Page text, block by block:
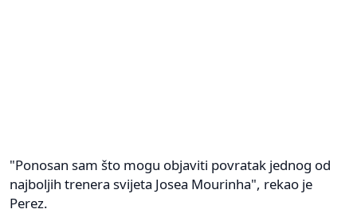
"Ponosan sam što mogu objaviti povratak jednog od
najboljih trenera svijeta Josea Mourinha", rekao je
Perez.